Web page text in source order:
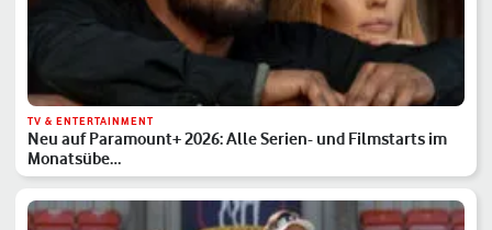
TV & ENTERTAINMENT
Neu auf Paramount+ 2026: Alle Serien- und Filmstarts im
Monatsübe…